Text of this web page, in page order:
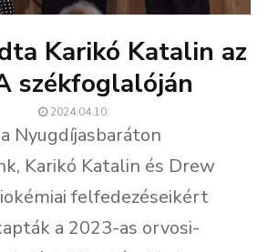
Karikó Katalin az
székfoglalóján
2024.04.10.
Nyugdíjasbaráton
Karikó Katalin és Drew
felfedezéseikért
a 2023-as orvosi-